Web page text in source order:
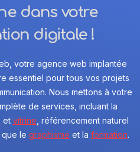
dans votre
digitale !
votre agence web implantée
essentiel pour tous vos projets
Nous mettons à votre
de services, incluant la
et vitrine , référencement naturel
que le graphisme et la formation.